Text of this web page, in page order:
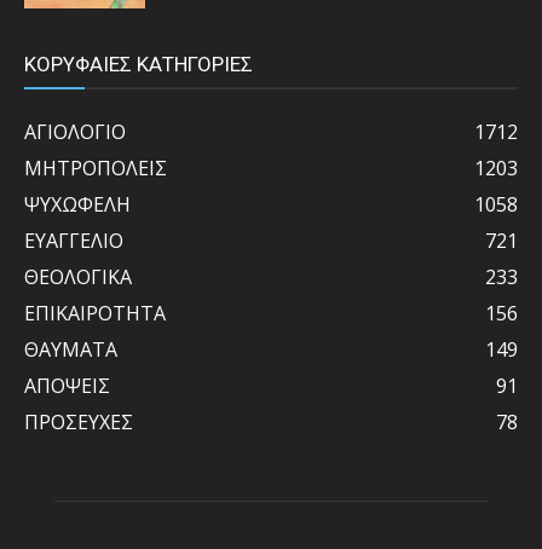
ΚΟΡΥΦΑΙΕΣ ΚΑΤΗΓΟΡΙΕΣ
ΑΓΙΟΛΟΓΙΟ
1712
ΜΗΤΡΟΠΟΛΕΙΣ
1203
ΨΥΧΩΦΕΛΗ
1058
ΕΥΑΓΓΕΛΙΟ
721
ΘΕΟΛΟΓΙΚΑ
233
ΕΠΙΚΑΙΡΟΤΗΤΑ
156
ΘΑΥΜΑΤΑ
149
ΑΠΟΨΕΙΣ
91
ΠΡΟΣΕΥΧΕΣ
78